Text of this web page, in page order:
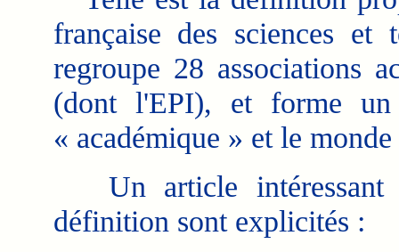
française des sciences et
regroupe 28 associations
(dont l'EPI), et forme
« académique » et le
Un article intéressant
définition sont explicités :